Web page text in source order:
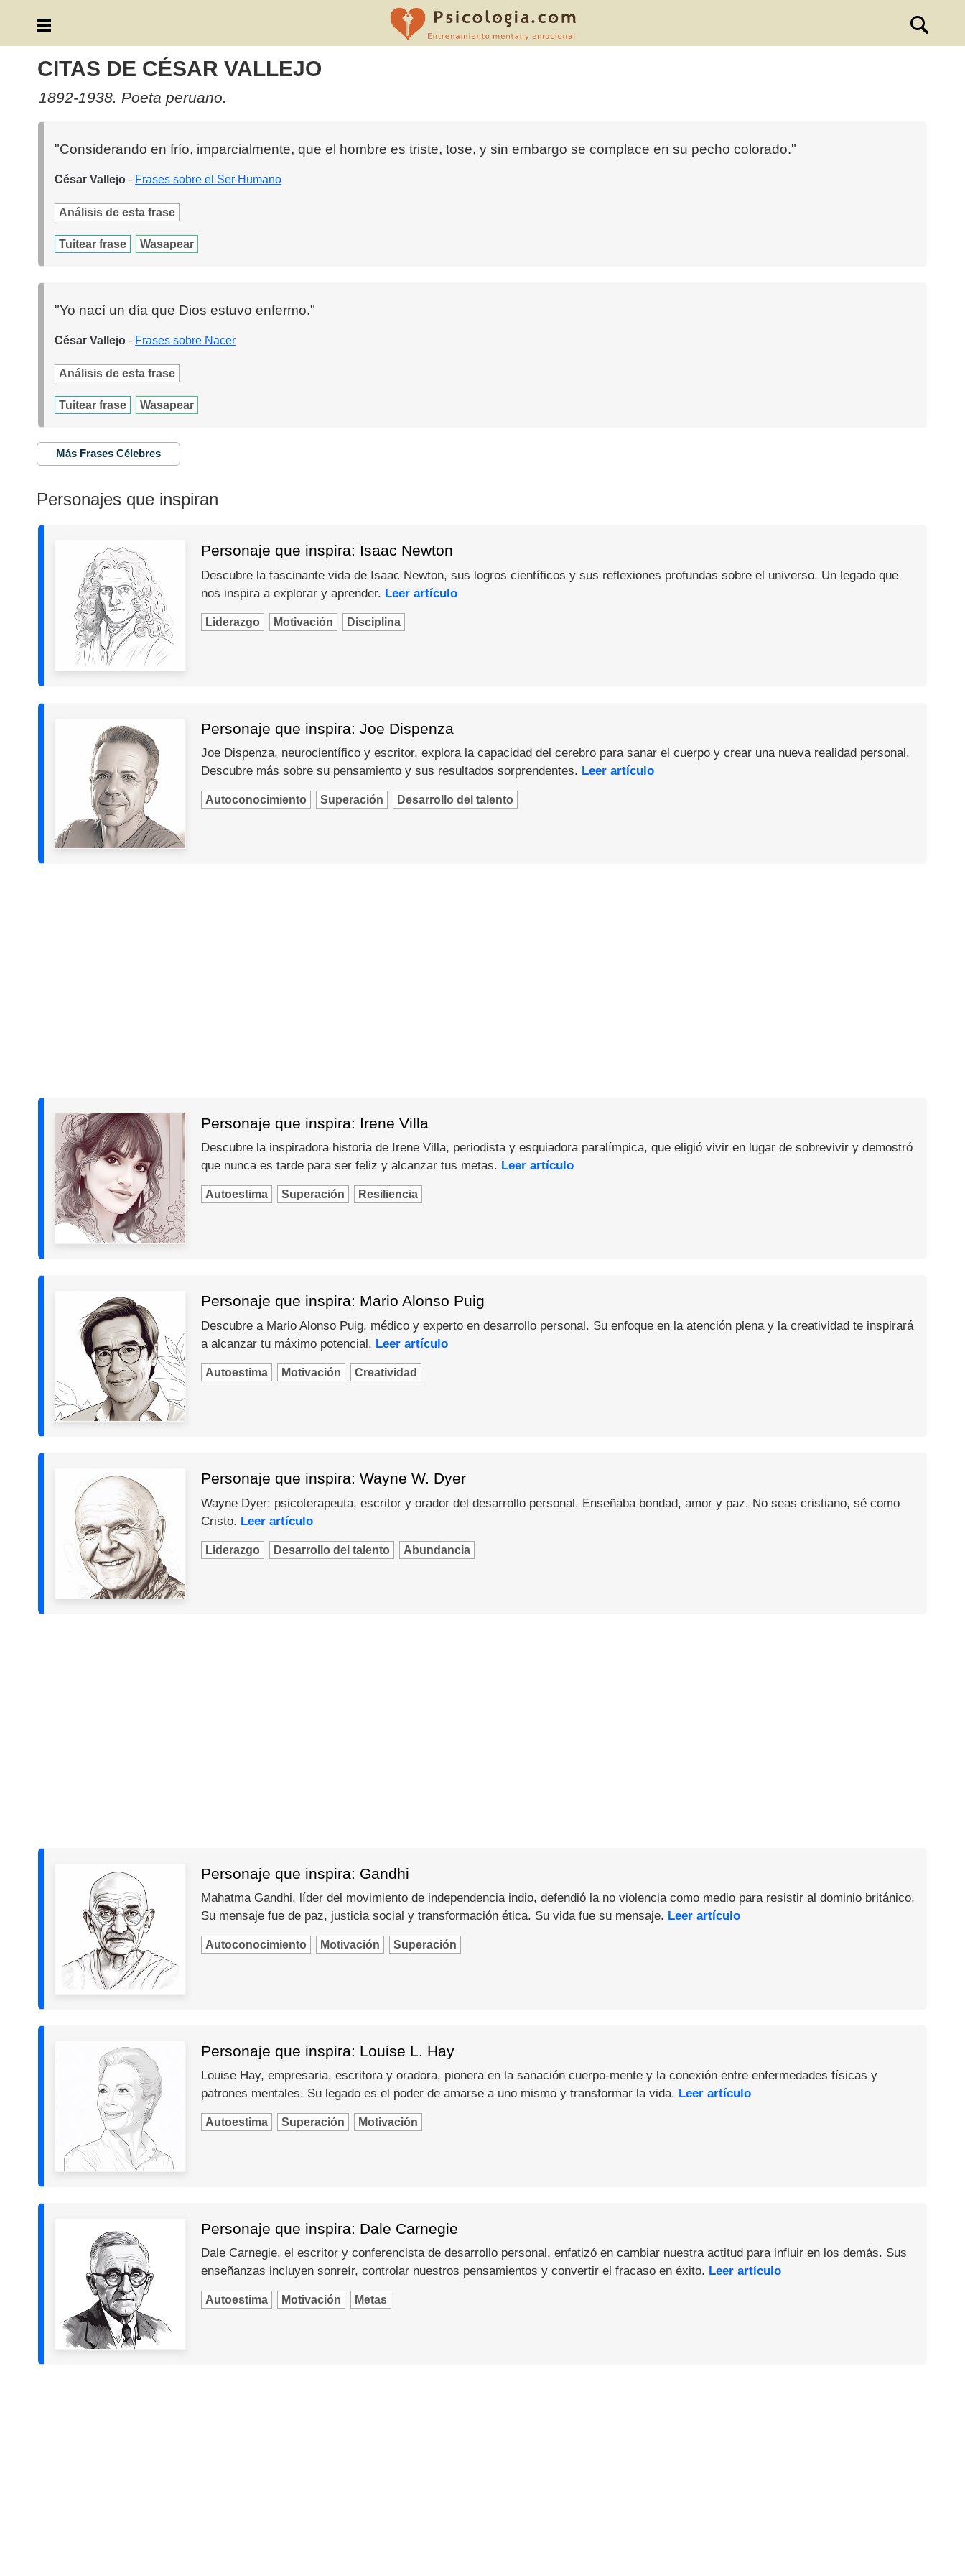
CITAS DE CÉSAR VALLEJO
1892-1938. Poeta peruano.
"Considerando en frío, imparcialmente, que el hombre es triste, tose, y sin embargo se complace en su pecho colorado."
César Vallejo - Frases sobre el Ser Humano
Análisis de esta frase
Tuitear frase Wasapear
"Yo nací un día que Dios estuvo enfermo."
César Vallejo - Frases sobre Nacer
Análisis de esta frase
Tuitear frase Wasapear
Más Frases Célebres
Personajes que inspiran
Personaje que inspira: Isaac Newton
Descubre la fascinante vida de Isaac Newton, sus logros científicos y sus reflexiones profundas sobre el universo. Un legado que
nos inspira a explorar y aprender. Leer artículo
Liderazgo Motivación Disciplina
Personaje que inspira: Joe Dispenza
Joe Dispenza, neurocientífico y escritor, explora la capacidad del cerebro para sanar el cuerpo y crear una nueva realidad personal.
Descubre más sobre su pensamiento y sus resultados sorprendentes. Leer artículo
Autoconocimiento Superación Desarrollo del talento
Personaje que inspira: Irene Villa
Descubre la inspiradora historia de Irene Villa, periodista y esquiadora paralímpica, que eligió vivir en lugar de sobrevivir y demostró
que nunca es tarde para ser feliz y alcanzar tus metas. Leer artículo
Autoestima Superación Resiliencia
Personaje que inspira: Mario Alonso Puig
Descubre a Mario Alonso Puig, médico y experto en desarrollo personal. Su enfoque en la atención plena y la creatividad te inspirará
a alcanzar tu máximo potencial. Leer artículo
Autoestima Motivación Creatividad
Personaje que inspira: Wayne W. Dyer
Wayne Dyer: psicoterapeuta, escritor y orador del desarrollo personal. Enseñaba bondad, amor y paz. No seas cristiano, sé como
Cristo. Leer artículo
Liderazgo Desarrollo del talento Abundancia
Personaje que inspira: Gandhi
Mahatma Gandhi, líder del movimiento de independencia indio, defendió la no violencia como medio para resistir al dominio británico.
Su mensaje fue de paz, justicia social y transformación ética. Su vida fue su mensaje. Leer artículo
Autoconocimiento Motivación Superación
Personaje que inspira: Louise L. Hay
Louise Hay, empresaria, escritora y oradora, pionera en la sanación cuerpo-mente y la conexión entre enfermedades físicas y
patrones mentales. Su legado es el poder de amarse a uno mismo y transformar la vida. Leer artículo
Autoestima Superación Motivación
Personaje que inspira: Dale Carnegie
Dale Carnegie, el escritor y conferencista de desarrollo personal, enfatizó en cambiar nuestra actitud para influir en los demás. Sus
enseñanzas incluyen sonreír, controlar nuestros pensamientos y convertir el fracaso en éxito. Leer artículo
Autoestima Motivación Metas